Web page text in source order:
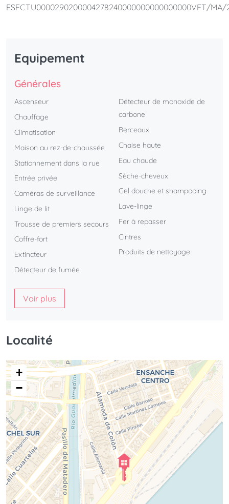
ESFCTU0000290200004278240000000000000000VFT/MA/
Equipement
Générales
Ascenseur
Chauffage
Climatisation
Maison au rez-de-chaussée
Stationnement dans la rue
Entrée privée
Caméras de surveillance
Linge de lit
Trousse de premiers secours
Coffre-fort
Extincteur
Détecteur de fumée
Détecteur de monoxide de
carbone
Berceaux
Chaise haute
Eau chaude
Sèche-cheveux
Gel douche et shampooing
Lave-linge
Fer à repasser
Cintres
Produits de nettoyage
Voir plus
Localité
+
−